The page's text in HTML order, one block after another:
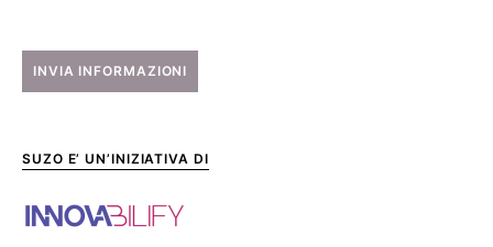
INVIA INFORMAZIONI
SUZO E’ UN’INIZIATIVA DI